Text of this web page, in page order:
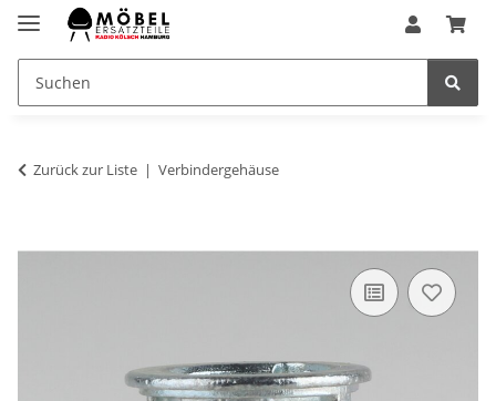
Zurück zur Liste Verbindergehäuse